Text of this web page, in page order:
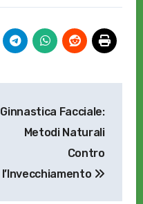
Ginnastica Facciale:
Metodi Naturali
Contro
l’Invecchiamento